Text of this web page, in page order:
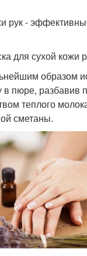
рук -
для сухой кожи
образом
пюре, разбавив
теплого
сметаны.